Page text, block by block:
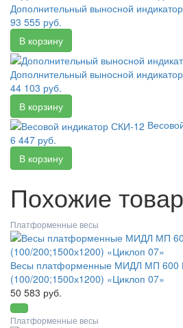
Дополнительный выносной
93 555 руб.
Дополнительный выносной
44 103 руб.
6 447 руб.
Похожие
Платформенные весы
Весы платформенные МИДЛ МП 600
(100/200;1500х1200) «Циклоп 07»
50 583 руб.
Платформенные весы